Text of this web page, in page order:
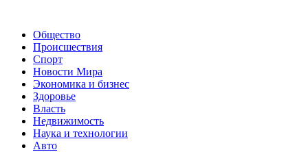
Общество
Происшествия
Спорт
Новости Мира
Экономика и бизнес
Здоровье
Власть
Недвижимость
Наука и технологии
Авто